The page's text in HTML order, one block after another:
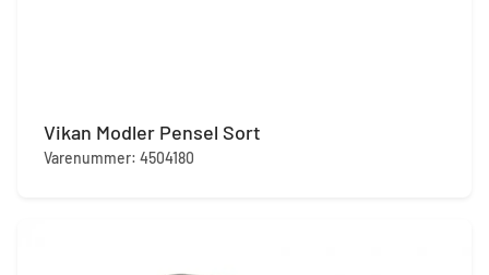
Vikan Modler Pensel Sort
Varenummer: 4504180